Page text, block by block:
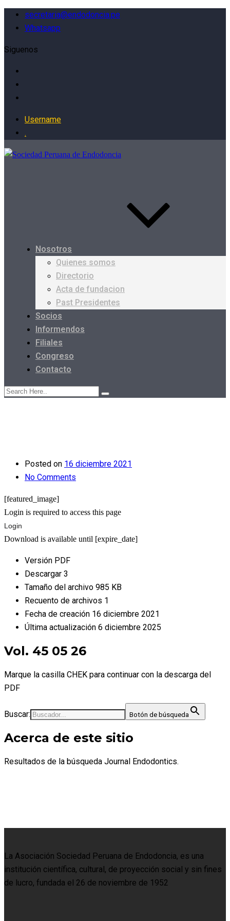
secretaria@endodoncia.pe
Whatsapp
Siguenos
Username
.
Nosotros
Quienes somos
Directorio
Acta de fundacion
Past Presidentes
Socios
Informendos
Filiales
Congreso
Contacto
Posted on 16 diciembre 2021
No Comments
[featured_image]
Login is required to access this page
Login
Download is available until [expire_date]
Versión PDF
Descargar 3
Tamaño del archivo 985 KB
Recuento de archivos 1
Fecha de creación 16 diciembre 2021
Última actualización 6 diciembre 2025
Vol. 45 05 26
Marque la casilla CHEK para continuar con la descarga del
PDF
Buscar: Botón de búsqueda
Acerca de este sitio
Resultados de la búsqueda Journal Endodontics.
La Asociación Sociedad Peruana de Endodoncia, es una
institución científica, cultural, de proyección social y sin fines
de lucro, fundada el 26 de noviembre de 1952